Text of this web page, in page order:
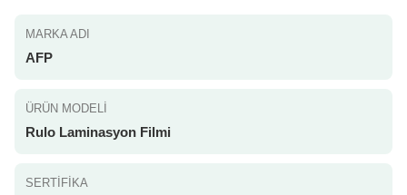
MARKA ADI
AFP
ÜRÜN MODELI
Rulo Laminasyon Filmi
SERTIFIKA